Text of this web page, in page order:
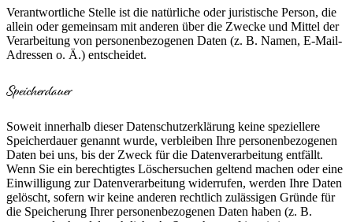
Verantwortliche Stelle ist die natürliche oder juristische Person, die
allein oder gemeinsam mit anderen über die Zwecke und Mittel der
Verarbeitung von personenbezogenen Daten (z. B. Namen, E-Mail-
Adressen o. Ä.) entscheidet.
Speicherdauer
Soweit innerhalb dieser Datenschutzerklärung keine speziellere
Speicherdauer genannt wurde, verbleiben Ihre personenbezogenen
Daten bei uns, bis der Zweck für die Datenverarbeitung entfällt.
Wenn Sie ein berechtigtes Löschersuchen geltend machen oder eine
Einwilligung zur Datenverarbeitung widerrufen, werden Ihre Daten
gelöscht, sofern wir keine anderen rechtlich zulässigen Gründe für
die Speicherung Ihrer personenbezogenen Daten haben (z. B.